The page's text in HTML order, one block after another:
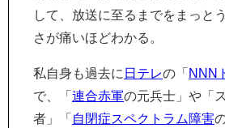
して、放送に至るまでをまっと
さが痛いほどわかる。
私自身も過去に 日テレの「 NNN
で、「 連合赤軍の元兵士」や「
者」「 自閉症スペクトラム障害